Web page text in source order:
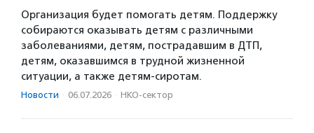
Организация будет помогать детям. Поддержку
собираются оказывать детям с различными
заболеваниями, детям, пострадавшим в ДТП,
детям, оказавшимся в трудной жизненной
ситуации, а также детям-сиротам.
Новости · 06.07.2026 · НКО-сектор